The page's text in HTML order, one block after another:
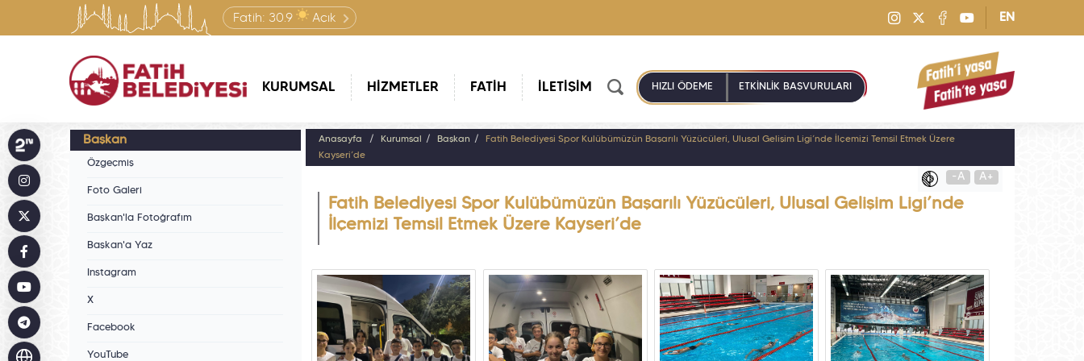
Fatih: 30.9 Açık EN
KURUMSAL HİZMETLER FATİH İLETİŞİM HIZLI ÖDEME ETKİNLİK BAŞVURULARI
Başkan
Özgeçmiş
Foto Galeri
Başkan'la Fotoğrafım
Başkan'a Yaz
Instagram
X
Facebook
YouTube
Anasayfa Kurumsal Başkan
Fatih Belediyesi Spor Kulübümüzün Başarılı Yüzücüleri, Ulusal Gelişim Ligi’nde İlçemizi Temsil Etmek Üzere
Kayseri’de
-A A+
Fatih Belediyesi Spor Kulübümüzün Başarılı Yüzücüleri, Ulusal Gelişim Ligi’nde
İlçemizi Temsil Etmek Üzere Kayseri’de